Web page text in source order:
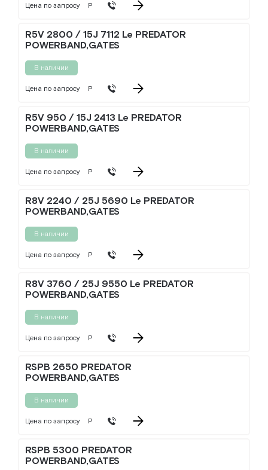
Цена по запросу Р
R5V 2800 / 15J 7112 Le PREDATOR
POWERBAND,GATES
В наличии
Цена по запросу Р
R5V 950 / 15J 2413 Le PREDATOR
POWERBAND,GATES
В наличии
Цена по запросу Р
R8V 2240 / 25J 5690 Le PREDATOR
POWERBAND,GATES
В наличии
Цена по запросу Р
R8V 3760 / 25J 9550 Le PREDATOR
POWERBAND,GATES
В наличии
Цена по запросу Р
RSPB 2650 PREDATOR
POWERBAND,GATES
В наличии
Цена по запросу Р
RSPB 5300 PREDATOR
POWERBAND,GATES